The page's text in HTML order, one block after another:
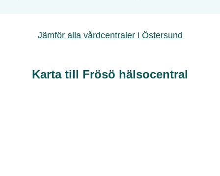
Jämför alla vårdcentraler i Östersund
Karta till Frösö hälsocentral